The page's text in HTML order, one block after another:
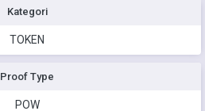
Kategori
TOKEN
Proof Type
POW